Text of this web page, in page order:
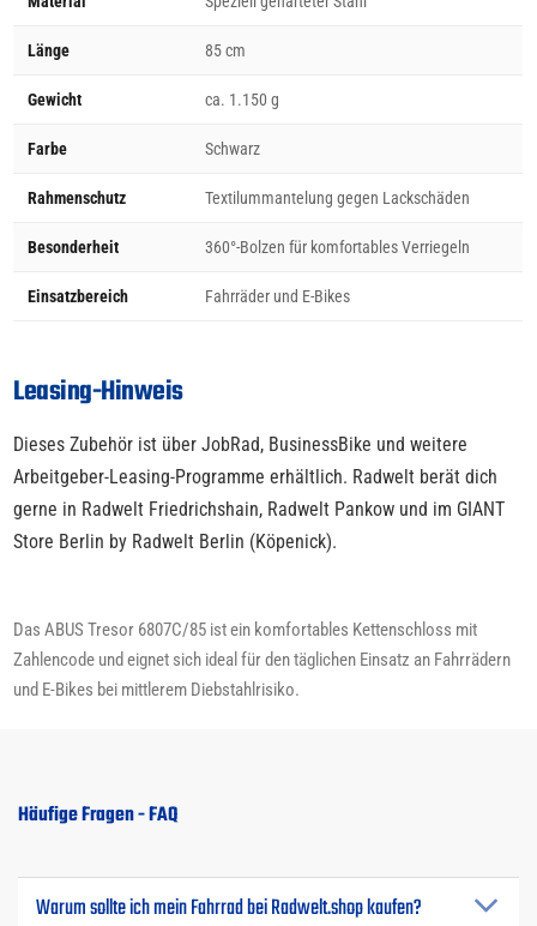
Länge 85 cm
Gewicht ca. 1.150 g
Farbe Schwarz
Rahmenschutz Textilummantelung gegen Lackschäden
Besonderheit 360°-Bolzen für komfortables Verriegeln
Einsatzbereich Fahrräder und E-Bikes
Leasing-Hinweis
Dieses Zubehör ist über JobRad, BusinessBike und weitere
Arbeitgeber-Leasing-Programme erhältlich. Radwelt berät dich
gerne in Radwelt Friedrichshain, Radwelt Pankow und im GIANT
Store Berlin by Radwelt Berlin (Köpenick).
Das ABUS Tresor 6807C/85 ist ein komfortables Kettenschloss mit
Zahlencode und eignet sich ideal für den täglichen Einsatz an Fahrrädern
und E-Bikes bei mittlerem Diebstahlrisiko.
Häufige Fragen - FAQ
Warum sollte ich mein Fahrrad bei Radwelt.shop kaufen?